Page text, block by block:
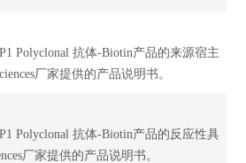
Polyclonal 抗体-Biotin产品的来源宿主
厂家提供的产品说明书。
Polyclonal 抗体-Biotin产品的反应性具
厂家提供的产品说明书。